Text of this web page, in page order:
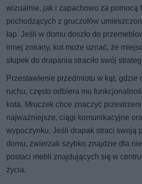
wizualnie, jak i zapachowo za pomocą
pochodzących z gruczołów
łap. Jeśli w domu doszło do
innej zmiany, kot może uznać, że
słupek do drapania straciło swój
Przestawienie przedmiotu w kąt, gdzie
ruchu, często odbiera mu
kota. Mruczek chce znaczyć
najważniejsze, ciągi komunikacyjne
wypoczynku. Jeśli drapak straci swoją
domu, zwierzak szybko znajdzie dla
postaci mebli znajdujących się w
życia.